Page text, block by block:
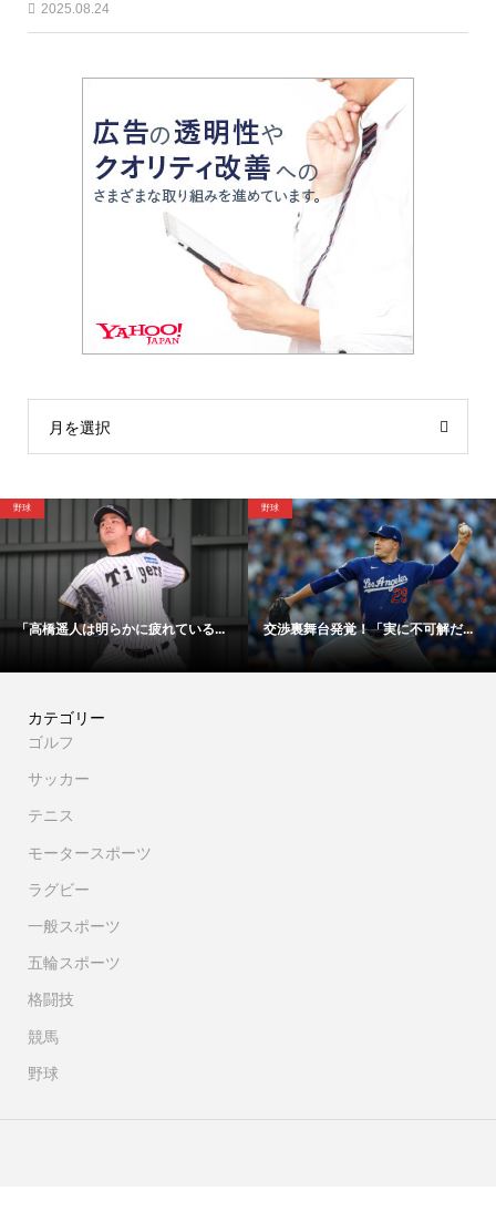
2025.08.24
月を選択
可解だ...
サッカー
「48時間以内にサイン！」冨安健...
野球
【映像】大谷翔平が今永
カテゴリー
ゴルフ
サッカー
テニス
モータースポーツ
ラグビー
一般スポーツ
五輪スポーツ
格闘技
競馬
野球